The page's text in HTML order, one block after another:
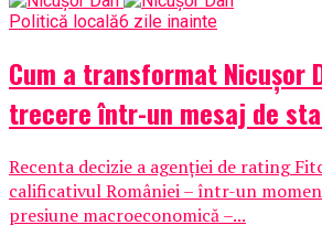
Politică locală6 zile inainte
Cum a transformat Nicușor
trecere într-un mesaj de
Recenta decizie a agenției de rating
calificativul României – într-un
presiune macroeconomică –...